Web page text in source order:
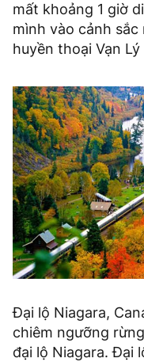
mất khoảng 1 giờ
mình vào cảnh
huyền thoại Vạn
Đại lộ Niagara,
chiêm ngưỡng
đại lộ Niagara. Đại